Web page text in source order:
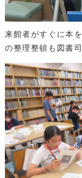
来館者がすぐに本
の整理整頓も図書